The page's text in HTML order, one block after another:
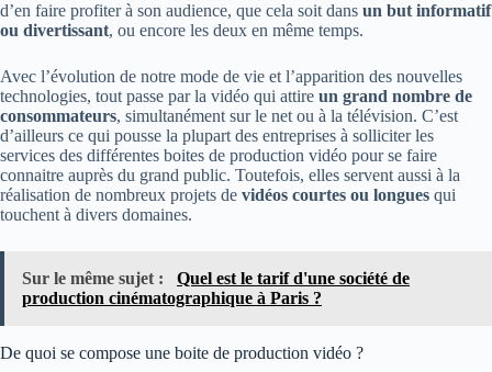
d’en faire profiter à son audience, que cela soit dans un but informatif
ou divertissant, ou encore les deux en même temps.
Avec l’évolution de notre mode de vie et l’apparition des nouvelles
technologies, tout passe par la vidéo qui attire un grand nombre de
consommateurs, simultanément sur le net ou à la télévision. C’est
d’ailleurs ce qui pousse la plupart des entreprises à solliciter les
services des différentes boites de production vidéo pour se faire
connaitre auprès du grand public. Toutefois, elles servent aussi à la
réalisation de nombreux projets de vidéos courtes ou longues qui
touchent à divers domaines.
Sur le même sujet :
Quel est le tarif d'une société de
production cinématographique à Paris ?
De quoi se compose une boite de production vidéo ?